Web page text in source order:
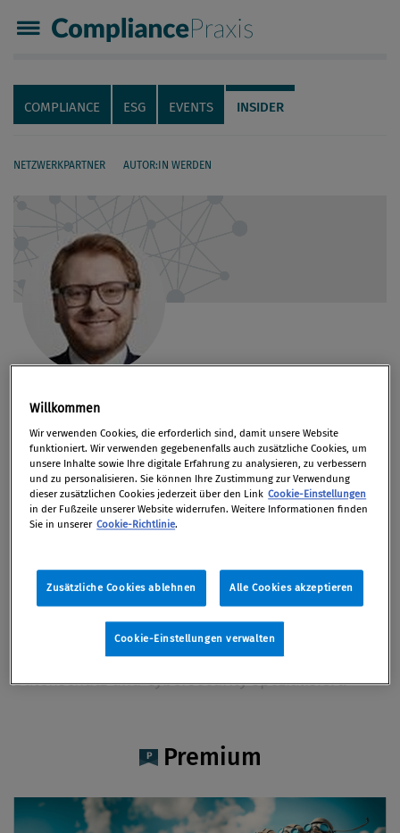
Compliance Praxis
Servicenavigation
Navigation
COMPLIANCE ESG EVENTS INSIDER
NETZWERKPARTNER AUTOR:IN WERDEN
Paul Hettegger LL.M. (WU),
LL.M. (Pepperdine)
Vita
Paul Hettegger, LL.M. (WU), LL.M. (Pepperdine) ist
Rechtsanwaltsanwärter bei Baker McKenzie und
ist auf die Bereiche öffentliches Recht,
Datenschutz und Cybersecurity spezialisiert.
Premium
Willkommen
Wir verwenden Cookies, die erforderlich sind, damit unsere Website
funktioniert. Wir verwenden gegebenenfalls auch zusätzliche Cookies, um
unsere Inhalte sowie Ihre digitale Erfahrung zu analysieren, zu verbessern
und zu personalisieren. Sie können Ihre Zustimmung zur Verwendung
dieser zusätzlichen Cookies jederzeit über den Link Cookie-Einstellungen
in der Fußzeile unserer Website widerrufen. Weitere Informationen finden
Sie in unserer Cookie-Richtlinie.
Zusätzliche Cookies ablehnen Alle Cookies akzeptieren
Cookie-Einstellungen verwalten